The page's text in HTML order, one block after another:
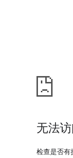
无法
检查是否有